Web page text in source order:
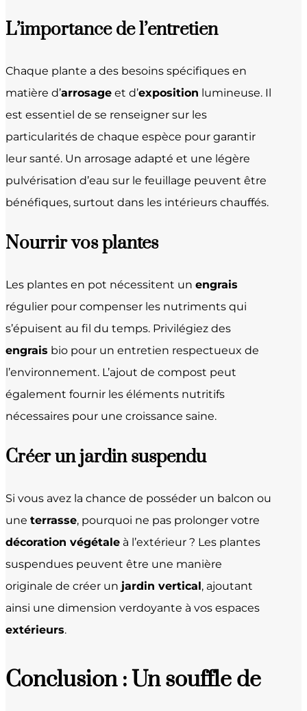
L’importance de l’entretien
Chaque plante a des besoins spécifiques en
matière d’arrosage et d’exposition lumineuse. Il
est essentiel de se renseigner sur les
particularités de chaque espèce pour garantir
leur santé. Un arrosage adapté et une légère
pulvérisation d’eau sur le feuillage peuvent être
bénéfiques, surtout dans les intérieurs chauffés.
Nourrir vos plantes
Les plantes en pot nécessitent un engrais
régulier pour compenser les nutriments qui
s’épuisent au fil du temps. Privilégiez des
engrais bio pour un entretien respectueux de
l’environnement. L’ajout de compost peut
également fournir les éléments nutritifs
nécessaires pour une croissance saine.
Créer unjardin suspendu
Si vous avez la chance de posséder un balcon ou
une terrasse, pourquoi ne pas prolonger votre
décoration végétale à l’extérieur ? Les plantes
suspendues peuvent être une manière
originale de créer un jardin vertical, ajoutant
ainsi une dimension verdoyante à vos espaces
extérieurs.
Conclusion : Un souffle de